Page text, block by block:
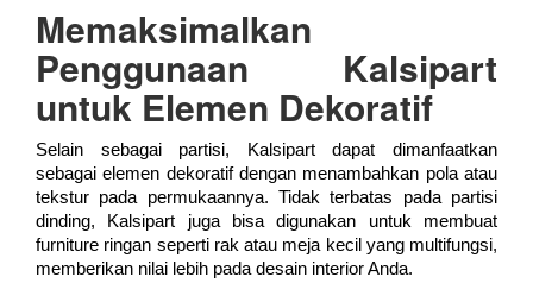
Memaksimalkan
Penggunaan Kalsipart
untuk Elemen Dekoratif
Selain sebagai partisi, Kalsipart dapat dimanfaatkan
sebagai elemen dekoratif dengan menambahkan pola atau
tekstur pada permukaannya. Tidak terbatas pada partisi
dinding, Kalsipart juga bisa digunakan untuk membuat
furniture ringan seperti rak atau meja kecil yang multifungsi,
memberikan nilai lebih pada desain interior Anda.